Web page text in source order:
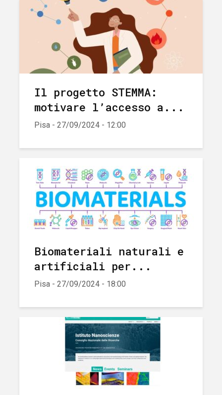
Il progetto STEMMA:
motivare l’accesso a...
Pisa - 27/09/2024 - 12:00
Biomateriali naturali e
artificiali per...
Pisa - 27/09/2024 - 18:00